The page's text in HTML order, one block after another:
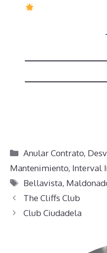
Categorías
Anular Contrato,
Mantenimiento, Interval
Etiquetas
Bellavista,
The Cliffs Club
Club Ciudadela